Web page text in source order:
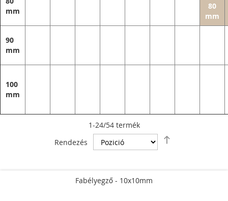
mm
80
mm
90
mm
100
mm
1-24/54termék
Rendezés
Fabélyegző - 10x10mm